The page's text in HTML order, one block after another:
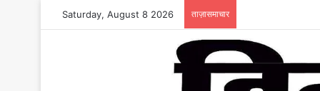
Saturday, August 8 2026 ताज़ासमाचार